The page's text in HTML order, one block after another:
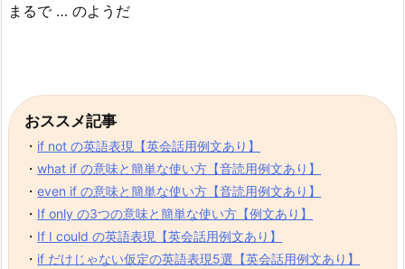
まるで … のようだ
おススメ記事
・ if not の英語表現【英会話用例文あり】
・what if の意味と簡単な使い方【音読用例文あり】
・even if の意味と簡単な使い方【音読用例文あり】
・ If only の3つの意味と簡単な使い方【例文あり】
・ If I could の英語表現【英会話用例文あり】
・ if だけじゃない仮定の英語表現5選【英会話用例文あり】